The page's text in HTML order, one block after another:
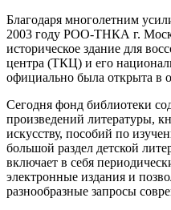
Благодаря многолетним
2003 году РОО-ТНКА г.
историческое здание для
центра (ТКЦ) и его
официально была открыта в
Сегодня фонд библиотеки
произведений литературы,
искусству, пособий по
большой раздел детской
включает в себя
электронные издания и
разнообразные запросы